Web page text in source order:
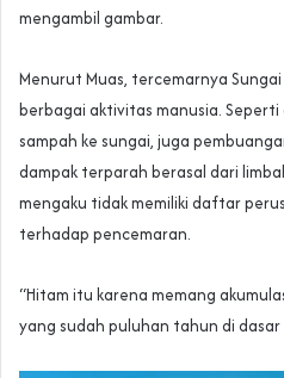
mengambil gambar.
Menurut Muas, tercemarnya
berbagai aktivitas manusia.
sampah ke sungai, juga
dampak terparah berasal dari
mengaku tidak memiliki daftar
terhadap pencemaran.
“Hitam itu karena memang
yang sudah puluhan tahun di dasar